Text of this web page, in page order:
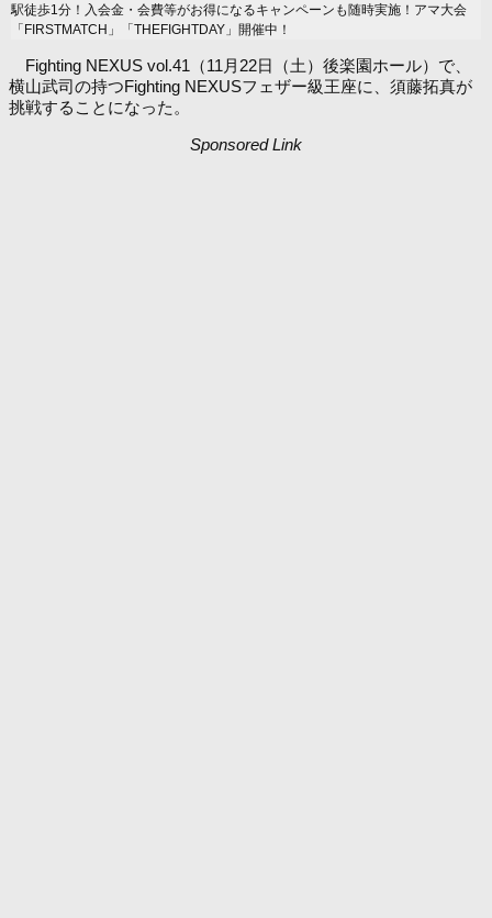
駅徒歩1分！入会金・会費等がお得になるキャンペーンも随時実施！アマ大会
「FIRSTMATCH」「THEFIGHTDAY」開催中！
Fighting NEXUS vol.41（11月22日（土）後楽園ホール）で、
横山武司の持つFighting NEXUSフェザー級王座に、須藤拓真が
挑戦することになった。
Sponsored Link